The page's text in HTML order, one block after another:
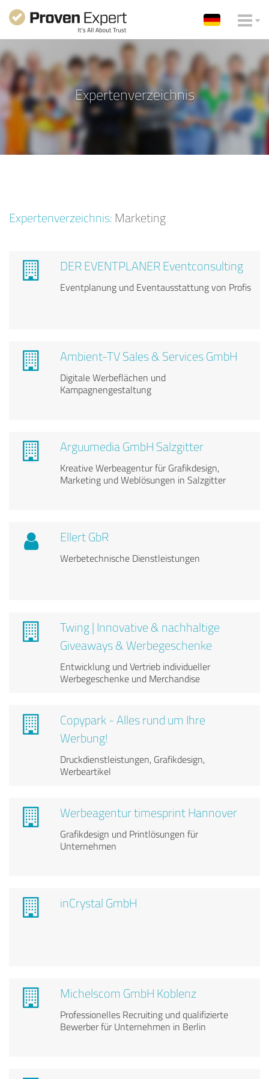
Expertenverzeichnis
Expertenverzeichnis: Marketing
DER EVENTPLANER Eventconsulting
Eventplanung und Eventausstattung von Profis
Ambient-TV Sales & Services GmbH
Digitale Werbeflächen und
Kampagnengestaltung
Arguumedia GmbH Salzgitter
Kreative Werbeagentur für Grafikdesign,
Marketing und Weblösungen in Salzgitter
Ellert GbR
Werbetechnische Dienstleistungen
Twing | Innovative & nachhaltige
Giveaways & Werbegeschenke
Entwicklung und Vertrieb individueller
Werbegeschenke und Merchandise
Copypark - Alles rund um Ihre
Werbung!
Druckdienstleistungen, Grafikdesign,
Werbeartikel
Werbeagentur timesprint Hannover
Grafikdesign und Printlösungen für
Unternehmen
inCrystal GmbH
Michelscom GmbH Koblenz
Professionelles Recruiting und qualifizierte
Bewerber für Unternehmen in Berlin